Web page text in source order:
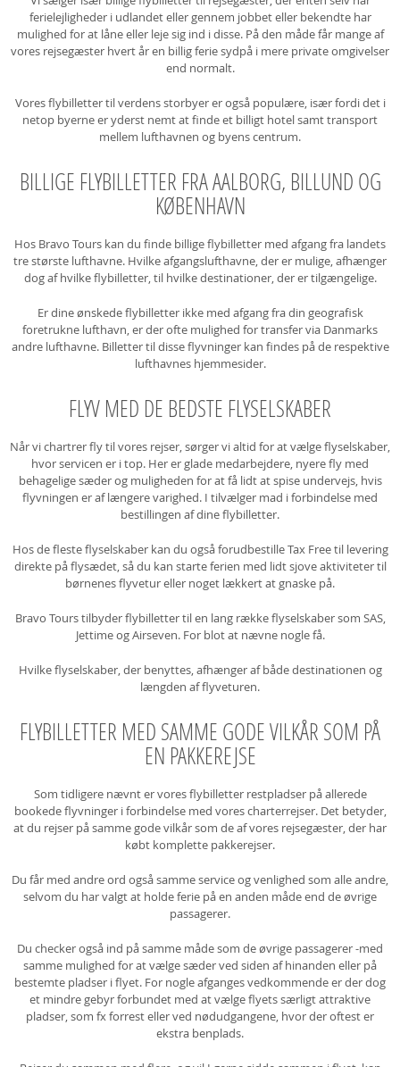
ferielejligheder i udlandet eller gennem jobbet eller bekendte har
mulighed for at låne eller leje sig ind i disse. På den måde får mange af
vores rejsegæster hvert år en billig ferie sydpå i mere private omgivelser
end normalt.
Vores flybilletter til verdens storbyer er også populære, især fordi det i
netop byerne er yderst nemt at finde et billigt hotel samt transport
mellem lufthavnen og byens centrum.
BILLIGE FLYBILLETTER FRA AALBORG, BILLUND OG
KØBENHAVN
Hos Bravo Tours kan du finde billige flybilletter med afgang fra landets
tre største lufthavne. Hvilke afgangslufthavne, der er mulige, afhænger
dog af hvilke flybilletter, til hvilke destinationer, der er tilgængelige.
Er dine ønskede flybilletter ikke med afgang fra din geografisk
foretrukne lufthavn, er der ofte mulighed for transfer via Danmarks
andre lufthavne. Billetter til disse flyvninger kan findes på de respektive
lufthavnes hjemmesider.
FLYV MED DE BEDSTE FLYSELSKABER
Når vi chartrer fly til vores rejser, sørger vi altid for at vælge flyselskaber,
hvor servicen er i top. Her er glade medarbejdere, nyere fly med
behagelige sæder og muligheden for at få lidt at spise undervejs, hvis
flyvningen er af længere varighed. I tilvælger mad i forbindelse med
bestillingen af dine flybilletter.
Hos de fleste flyselskaber kan du også forudbestille Tax Free til levering
direkte på flysædet, så du kan starte ferien med lidt sjove aktiviteter til
børnenes flyvetur eller noget lækkert at gnaske på.
Bravo Tours tilbyder flybilletter til en lang række flyselskaber som SAS,
Jettime og Airseven. For blot at nævne nogle få.
Hvilke flyselskaber, der benyttes, afhænger af både destinationen og
længden af flyveturen.
FLYBILLETTER MED SAMME GODE VILKÅR SOM PÅ
EN PAKKEREJSE
Som tidligere nævnt er vores flybilletter restpladser på allerede
bookede flyvninger i forbindelse med vores charterrejser. Det betyder,
at du rejser på samme gode vilkår som de af vores rejsegæster, der har
købt komplette pakkerejser.
Du får med andre ord også samme service og venlighed som alle andre,
selvom du har valgt at holde ferie på en anden måde end de øvrige
passagerer.
Du checker også ind på samme måde som de øvrige passagerer -med
samme mulighed for at vælge sæder ved siden af hinanden eller på
bestemte pladser i flyet. For nogle afganges vedkommende er der dog
et mindre gebyr forbundet med at vælge flyets særligt attraktive
pladser, som fx forrest eller ved nødudgangene, hvor der oftest er
ekstra benplads.